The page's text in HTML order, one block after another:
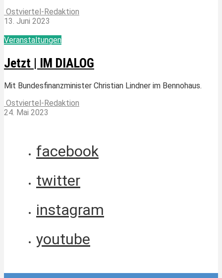
Ostviertel-Redaktion
13. Juni 2023
Veranstaltungen
Jetzt | IM DIALOG
Mit Bundesfinanzminister Christian Lindner im Bennohaus.
Ostviertel-Redaktion
24. Mai 2023
facebook
twitter
instagram
youtube